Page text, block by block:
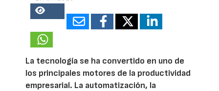
16824
La tecnología se ha convertido en uno de
los principales motores de la productividad
empresarial. La automatización, la